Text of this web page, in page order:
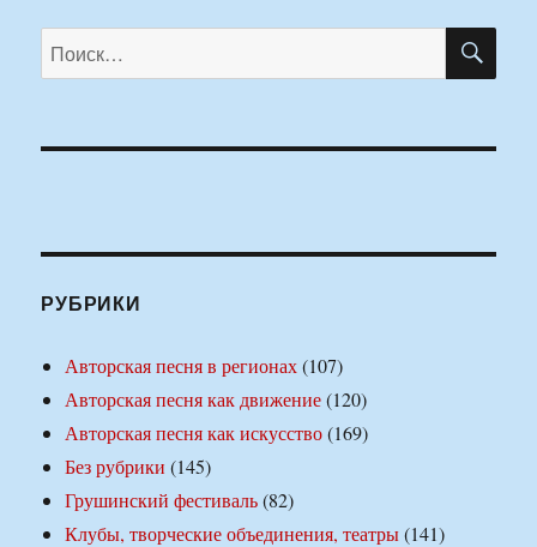
Искать:
РУБРИКИ
Авторская песня в регионах(107)
Авторская песня как движение(120)
Авторская песня как искусство(169)
Без рубрики (145)
Грушинский фестиваль(82)
Клубы, творческие объединения, театры(141)